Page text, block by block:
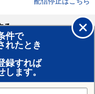
件で
れたとき
録すれば
ます。
る